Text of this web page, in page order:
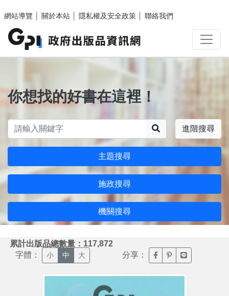
網站導覽
關於本站 隱私權及安全政策 聯絡我們
你想找的好書在這裡！
進階搜尋
主題搜尋
施政搜尋
機關搜尋
累計出版品總數量：117,872
字體： 小 中 大 分享： 臉書分享(另開新視窗)
噗浪分享(另開新
Line分享(另